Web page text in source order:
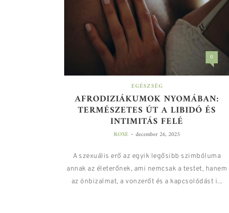
0
EGÉSZSÉG
AFRODIZIÁKUMOK NYOMÁBAN:
TERMÉSZETES ÚT A LIBIDÓ ÉS
INTIMITÁS FELÉ
ROSE - december 26, 2025
A szexuális erő az egyik legősibb szimbóluma
annak az életerőnek, ami nemcsak a testet, hanem
az önbizalmat, a vonzerőt és a kapcsolódást i...